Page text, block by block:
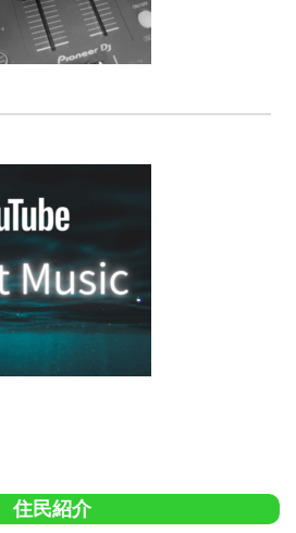
住民紹介